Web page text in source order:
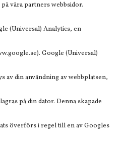
våra partners webbsidor.
(Universal) Analytics, en
Google (Universal)
av din användning av webbplatsen,
på din dator. Denna skapade
överförs i regel till en av Googles